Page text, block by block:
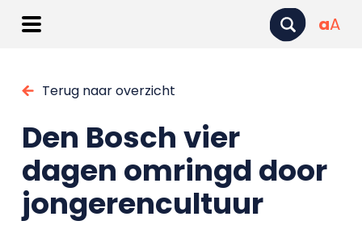
aA
Terug naar overzicht
Den Bosch vier
dagen omringd door
jongerencultuur